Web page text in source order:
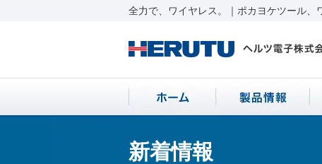
全力で、ワイヤレス。｜ポカヨケツール
新着情報